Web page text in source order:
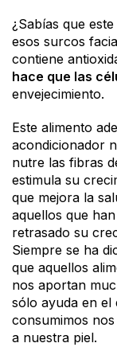
¿Sabías que
esos surcos
contiene
hace que las
envejecimiento.
Este alimento
acondicionador
nutre las fibras
estimula su
que mejora la
aquellos que
retrasado su
Siempre se ha
que aquellos
nos aportan
sólo ayuda en el
consumimos
a nuestra piel.